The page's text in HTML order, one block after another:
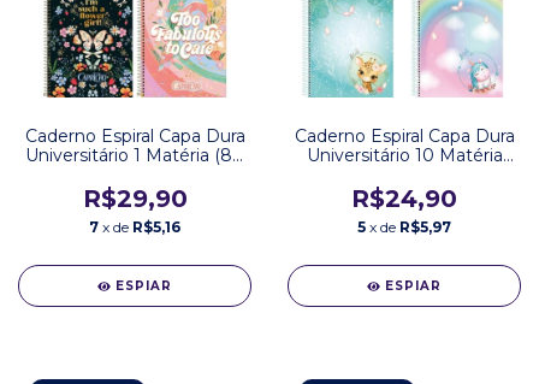
Caderno Espiral Capa Dura
Universitário 1 Matéria (80
(160 Folhas) Capricho
Tilibra
R$29,90
7 x de R$5,16
ESPIAR
Caderno Espiral Capa Dura
Universitário 10 Matéria
Domingos
R$24,90
5 x de R$5,97
ESPIAR